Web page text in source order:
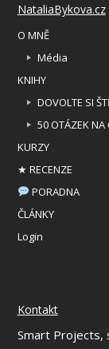
NataliaBykova.cz
O MNĚ
Média
KNIHY
DOVOLTE SI
50 OTÁZEK NA
KURZY
★ RECENZE
PORADNA
ČLÁNKY
Login
Kontakt
Smart Projects,